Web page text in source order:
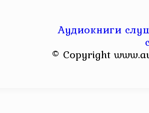
Аудиокниги
© Copyright